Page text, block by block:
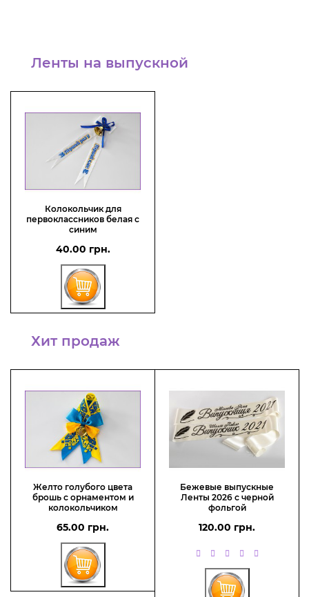
Ленты на выпускной
Колокольчик для
первоклассников белая с
синим
40.00 грн.
Хит продаж
Желто голубого цвета
брошь с орнаментом и
колокольчиком
65.00 грн.
Бежевые выпускные
Ленты 2026 с черной
фольгой
120.00 грн.